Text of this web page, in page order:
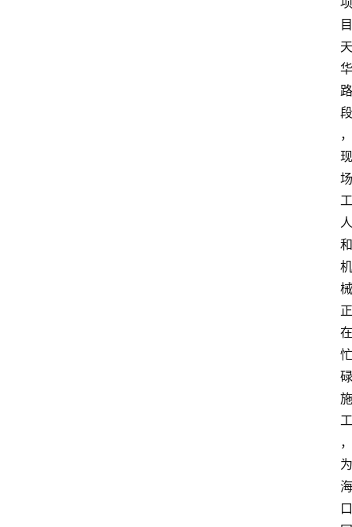
目
天
华
路
段
，
现
场
工
人
和
机
械
正
在
忙
碌
施
工
，
为
海
口